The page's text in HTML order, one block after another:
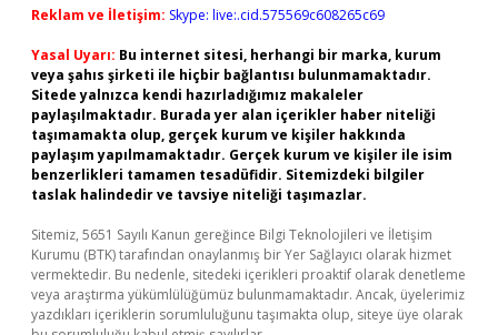
Reklam ve İletişim: Skype: live:.cid.575569c608265c69
Yasal Uyarı: Bu internet sitesi, herhangi bir marka, kurum
veya şahıs şirketi ile hiçbir bağlantısı bulunmamaktadır.
Sitede yalnızca kendi hazırladığımız makaleler
paylaşılmaktadır. Burada yer alan içerikler haber niteliği
taşımamakta olup, gerçek kurum ve kişiler hakkında
paylaşım yapılmamaktadır. Gerçek kurum ve kişiler ile isim
benzerlikleri tamamen tesadüfidir. Sitemizdeki bilgiler
taslak halindedir ve tavsiye niteliği taşımazlar.
Sitemiz, 5651 Sayılı Kanun gereğince Bilgi Teknolojileri ve İletişim
Kurumu (BTK) tarafından onaylanmış bir Yer Sağlayıcı olarak hizmet
vermektedir. Bu nedenle, sitedeki içerikleri proaktif olarak denetleme
veya araştırma yükümlülüğümüz bulunmamaktadır. Ancak, üyelerimiz
yazdıkları içeriklerin sorumluluğunu taşımakta olup, siteye üye olarak